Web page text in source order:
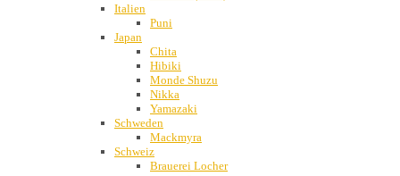
Italien
Puni
Japan
Chita
Hibiki
Monde Shuzu
Nikka
Yamazaki
Schweden
Mackmyra
Schweiz
Brauerei Locher